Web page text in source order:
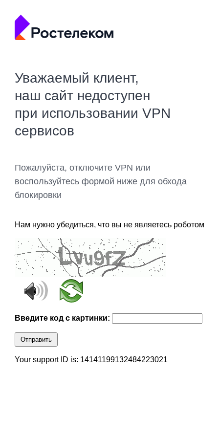
Уважаемый клиент,
наш сайт недоступен
при использовании VPN
сервисов
Пожалуйста, отключите VPN или
воспользуйтесь формой ниже для обхода
блокировки
Нам нужно убедиться, что вы не являетесь роботом
Введите код с картинки:
Отправить
Your support ID is: 14141199132484223021